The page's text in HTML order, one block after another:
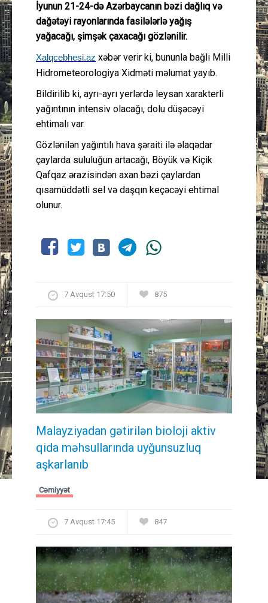
Peşə etikası
Əlaqə
İyunun 21-24-də Azərbaycanın bəzi dağlıq və
dağətəyi rayonlarında fasilələrlə yağış
yağacağı, şimşək çaxacağı gözlənilir.
Xalqcebhesi.az xəbər verir ki, bununla bağlı Milli
Hidrometeorologiya Xidməti məlumat yayıb.
Bildirilib ki, ayrı-ayrı yerlərdə leysan xarakterli
yağıntının intensiv olacağı, dolu düşəcəyi
ehtimalı var.
Gözlənilən yağıntılı hava şəraiti ilə əlaqədar
çaylarda sululuğun artacağı, Böyük və Kiçik
Qafqaz ərazisindən axan bəzi çaylardan
qısamüddətli sel və daşqın keçəcəyi ehtimal
olunur.
7 Avqust 17:50 875
Malayziyadan gətirilən bioloji aktiv
qida məhsullarında uyğunsuzluq
aşkarlanıb
Cəmiyyət
7 Avqust 17:45 847